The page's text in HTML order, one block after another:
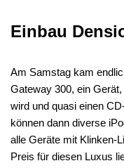
Einbau
Am Samstag kam
Gateway 300, ein
wird und quasi einen
können dann diverse
alle Geräte mit Klinken-
Preis für diesen Luxus